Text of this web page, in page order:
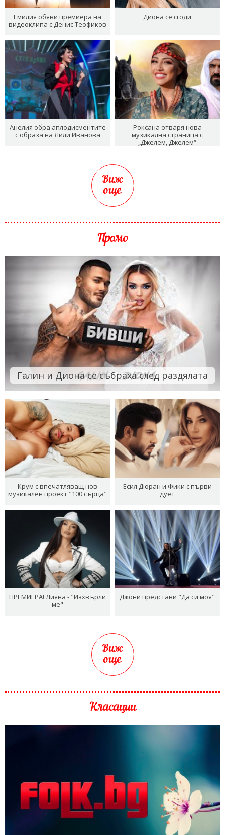
Емилия обяви премиера на
видеоклипа с Денис Теофиков
Диона се сгоди
Анелия обра аплодисментите
с образа на Лили Иванова
Роксана отваря нова
музикална страница с
„Джелем, Джелем“
Виж
още
Промо
Галин и Диона се събраха след раздялата
Крум с впечатляващ нов
музикален проект "100 сърца"
Есил Дюран и Фики с първи
дует
ПРЕМИЕРА! Лияна - "Изхвърли
ме"
Джони представи "Да си моя"
Виж
още
Класации